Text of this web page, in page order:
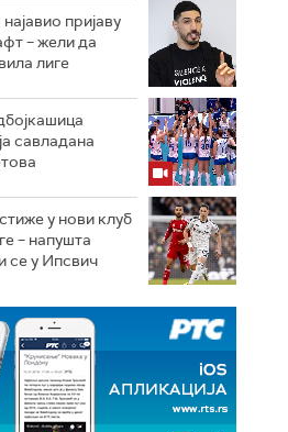
пријаву
– жели да
лиге
савладана
у нови клуб
– напушта
се у Ипсвич